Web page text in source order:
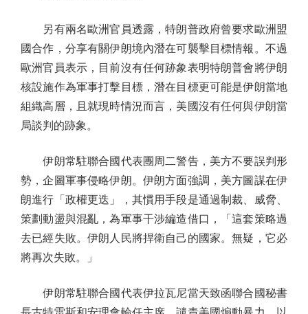
另有兩名歐洲官員透露，特朗普政府曾要求歐洲盟
國合作，分享有關伊朗境內潛在可襲擊目標情報。不過
歐洲官員表示，目前沒有任何跡象表明特朗普會將伊朗
核設施作為軍事打擊目標，潛在目標更可能是伊朗當地
組織高層，且就現時情況而言，美國沒有任何與伊朗當
局談判的跡象。
伊朗常駐聯合國代表團周二警告，美方不要誤判形
勢，企圖軍事侵略伊朗。伊朗方面強調，美方圖謀在伊
朗進行「政權更迭」，其慣用手段是通過制裁、威脅、
策劃動盪與混亂，為軍事干涉編造借口，「這套策略過
去已經失敗。伊朗人民將捍衛自己的國家。無疑，它必
將再次失敗。」
伊朗常駐聯合國代表伊拉瓦尼當天致函聯合國秘書